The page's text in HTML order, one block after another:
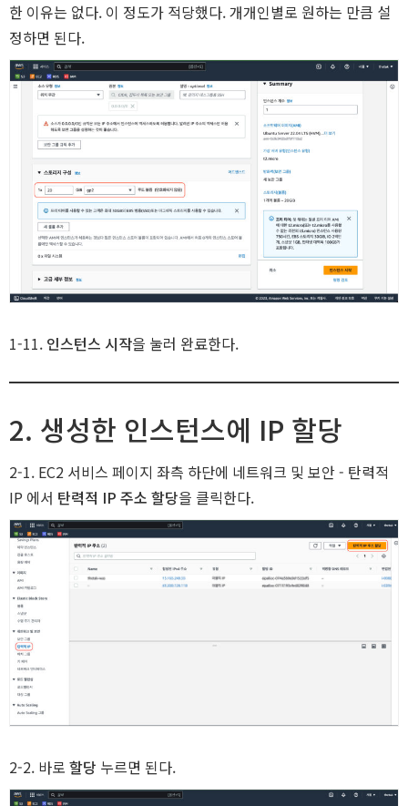
한 이유는 없다. 이 정도가 적당했다. 개개인별로 원하는 만큼 설
정하면 된다.
1-11. 인스턴스 시작을 눌러 완료한다.
2. 생성한 인스턴스에 IP 할당
2-1. EC2 서비스 페이지 좌측 하단에 네트워크 및 보안 - 탄력적
IP 에서 탄력적 IP 주소 할당을 클릭한다.
2-2. 바로 할당 누르면 된다.